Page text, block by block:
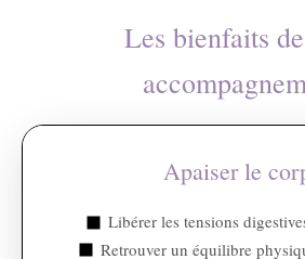
Les bienfaits
Apaiser le
Libérer les tensions
Retrouver un équilibre